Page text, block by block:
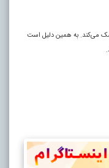
می‌کند. به همین دلیل است